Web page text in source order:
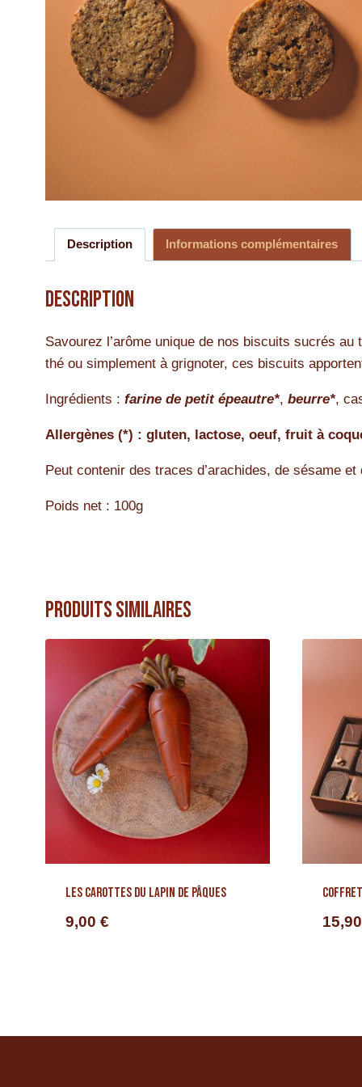
Description Informations complémentaires
Description
Savourez l’arôme unique de nos biscuits sucrés
thé ou simplement à grignoter, ces biscuits
Ingrédients : farine de petit épeautre*, beurre*,
Allergènes (*) : gluten, lactose, oeuf, fruit à
Peut contenir des traces d’arachides, de sésame et
Poids net : 100g
Produits similaires
Les carottes du lapin de Pâques
9,00 €